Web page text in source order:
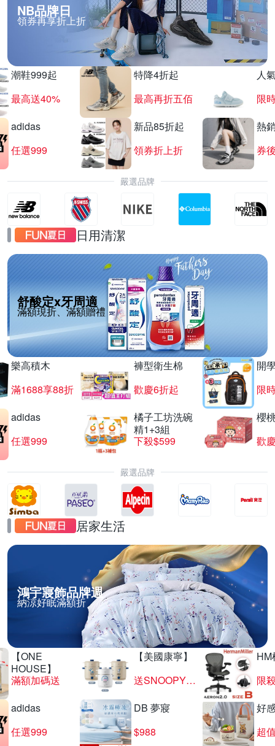
NB品牌日
領券再享折上折
潮鞋999起
最高送40%
特降4折起
最高再折五佰
人
限
adidas
任選999
新品85折起
領券折上折
熱
券
嚴選品牌
日用清潔
舒酸定x牙周適
滿額現折、滿額贈禮
樂高積木
滿1688享88折
褲型衛生棉
歡慶6折起
開
限
adidas
任選999
橘子工坊洗碗
精1+3組
下殺$599
櫻
歡
嚴選品牌
居家生活
鴻宇寢飾品牌週
納涼好眠滿額折
【ONE
HOUSE】
滿額加碼送
【美國康寧】
送SNOOPY匙筷組
HM
限
adidas
任選999
DB 夢寢
$988
好
超